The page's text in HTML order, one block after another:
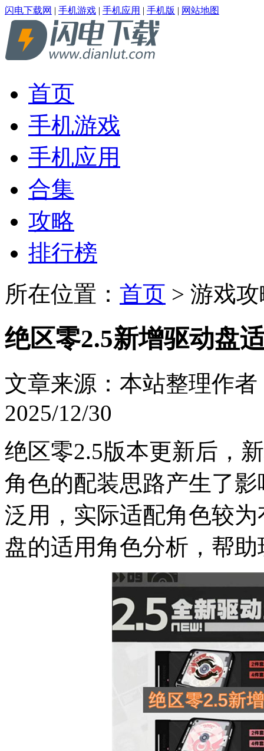
闪电下载网 | 手机游戏 | 手机应用 | 手机版 | 网站地图
首页
手机游戏
手机应用
合集
攻略
排行榜
所在位置： 首页 > 游戏
绝区零2.5新增驱动盘
文章来源：本站整理作者
2025/12/30
绝区零2.5版本更新后，
角色的配装思路产生了
泛用，实际适配角色较
盘的适用角色分析，帮